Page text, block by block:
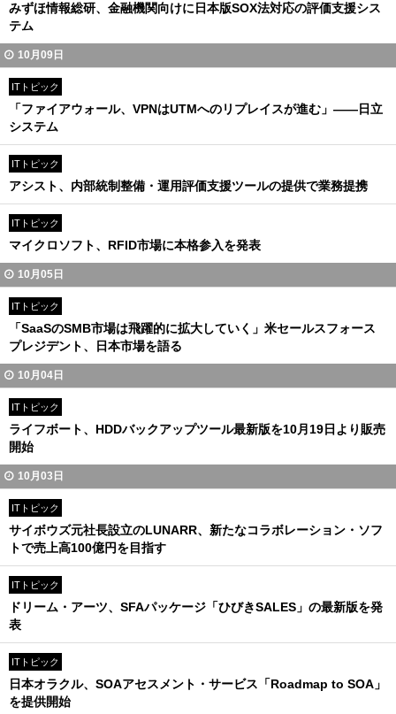
みずほ情報総研、金融機関向けに日本版SOX法対応の評価支援シス
テム
10月09日
ITトピック
「ファイアウォール、VPNはUTMへのリプレイスが進む」――日立
システム
ITトピック
アシスト、内部統制整備・運用評価支援ツールの提供で業務提携
ITトピック
マイクロソフト、RFID市場に本格参入を発表
10月05日
ITトピック
「SaaSのSMB市場は飛躍的に拡大していく」米セールスフォース
プレジデント、日本市場を語る
10月04日
ITトピック
ライフボート、HDDバックアップツール最新版を10月19日より販売
開始
10月03日
ITトピック
サイボウズ元社長設立のLUNARR、新たなコラボレーション・ソフ
トで売上高100億円を目指す
ITトピック
ドリーム・アーツ、SFAパッケージ「ひびきSALES」の最新版を発
表
ITトピック
日本オラクル、SOAアセスメント・サービス「Roadmap to SOA」
を提供開始